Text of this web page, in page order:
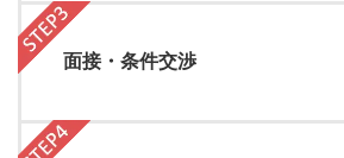
面接・条件交渉